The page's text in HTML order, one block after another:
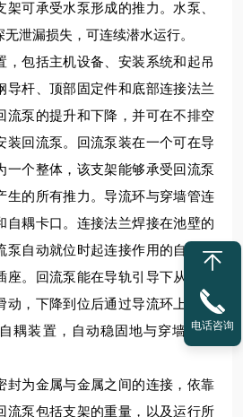
可承受水泵形成的推力。水泵、
无泄漏损失，可连续潜水运行。
，包括主机设备、安装系统和起吊
导杆、顶部固定件和底部连接法兰
流泵的提升和下降，并可在不排空
装回流泵。回流泵装在一个可在导
一个整体，该支架能够承受回流泵
生的所有推力。导流环与穿墙管连
自耦卡口。连接法兰焊接在池壁的
泵自动就位时起连接作用的自耦装
。回流泵能在导轨引导下从池顶
动，下降到位后通过导流环上的自
耦装置，自动稳固地与穿墙管连
封为金属与金属之间的连接，依靠
流泵包括支架的重量，以及运行所
电话咨询